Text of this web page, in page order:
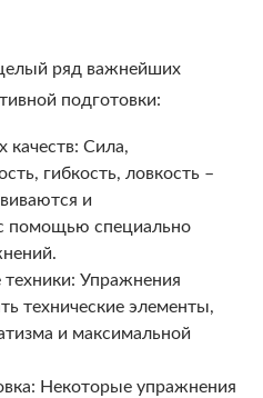
ряд важнейших
подготовки:
качеств: Сила,
гибкость, ловкость –
и
помощью специально
Упражнения
технические элементы,
и максимальной
Некоторые упражнения